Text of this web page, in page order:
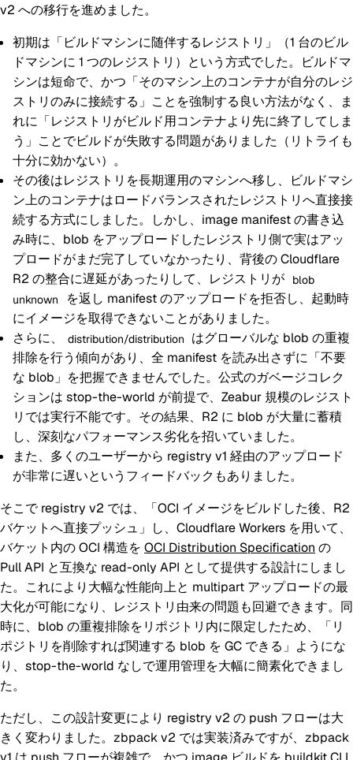
v2 への移行を進めました。
初期は「ビルドマシンに随伴するレジストリ」（1 台のビル
ドマシンに 1 つのレジストリ）という方式でした。ビルドマ
シンは短命で、かつ「そのマシン上のコンテナが自分のレジ
ストリのみに接続する」ことを強制する良い方法がなく、ま
れに「レジストリがビルド用コンテナより先に終了してしま
う」ことでビルドが失敗する問題がありました（リトライも
十分に効かない）。
その後はレジストリを長期運用のマシンへ移し、ビルドマシ
ン上のコンテナはロードバランスされたレジストリへ直接接
続する方式にしました。しかし、image manifest の書き込
み時に、blob をアップロードしたレジストリ側で実はアッ
プロードがまだ完了していなかったり、背後の Cloudflare
R2 の整合に遅延があったりして、レジストリが
blob
unknown
を返し manifest のアップロードを拒否し、起動時
にイメージを取得できないことがありました。
さらに、
distribution/distribution
はグローバルな blob の重複
排除を行う傾向があり、全 manifest を読み出さずに「不要
な blob」を把握できませんでした。公式のガベージコレク
ションは stop-the-world が前提で、Zeabur 規模のレジスト
リでは実行不能です。その結果、R2 に blob が大量に蓄積
し、深刻なパフォーマンス劣化を招いていました。
また、多くのユーザーから registry v1 経由のアップロード
が非常に遅いというフィードバックもありました。
そこで registry v2 では、「OCI イメージをビルドした後、R2
バケットへ直接プッシュ」し、Cloudflare Workers を用いて、
バケット内の OCI 構造を OCI Distribution Specification の
Pull API と互換な read-only API として提供する設計にしまし
た。これにより大幅な性能向上と multipart アップロードの最
大化が可能になり、レジストリ由来の問題も回避できます。同
時に、blob の重複排除をリポジトリ内に限定したため、「リ
ポジトリを削除すれば関連する blob を GC できる」ようにな
り、stop-the-world なしで運用管理を大幅に簡素化できまし
た。
ただし、この設計変更により registry v2 の push フローは大
きく変わりました。zbpack v2 では実装済みですが、zbpack